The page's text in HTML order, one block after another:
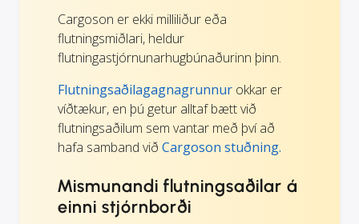
Cargoson er ekki milliliður eða
flutningsmiðlari, heldur
flutningastjórnunarhugbúnaðurinn þinn.
Flutningsaðilagagnagrunnur okkar er
víðtækur, en þú getur alltaf bætt við
flutningsaðilum sem vantar með því að
hafa samband við Cargoson stuðning.
Mismunandi flutningsaðilar á
einni stjórnborði